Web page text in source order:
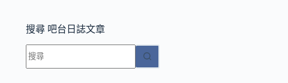
搜尋 吧台日誌文章
找
不